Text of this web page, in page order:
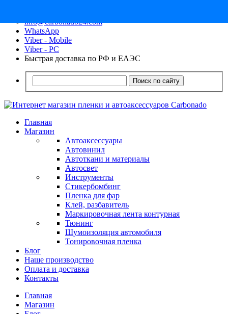
info@carbonado24.com
WhatsApp
Viber - Mobile
Viber - PC
Быстрая доставка по РФ и ЕАЭС
Поиск по сайту
Главная
Магазин
Автоаксессуары
Автовинил
Автоткани и материалы
Автосвет
Инструменты
Стикербомбинг
Пленка для фар
Клей, разбавитель
Маркировочная лента контурная
Тюнинг
Шумоизоляция автомобиля
Тонировочная пленка
Блог
Наше производство
Оплата и доставка
Контакты
Главная
Магазин